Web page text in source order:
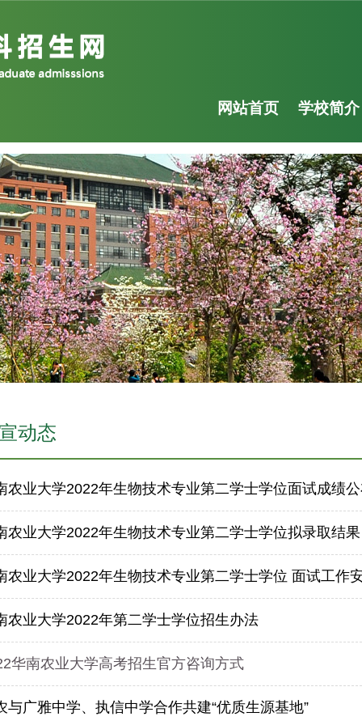
网站首页 学校简介
动态
农业大学2022年生物技术专业第二学士学位面试成绩
农业大学2022年生物技术专业第二学士学位拟录取结果
农业大学2022年生物技术专业第二学士学位 面试工作
农业大学2022年第二学士学位招生办法
华南农业大学高考招生官方咨询方式
与广雅中学、执信中学合作共建“优质生源基地”